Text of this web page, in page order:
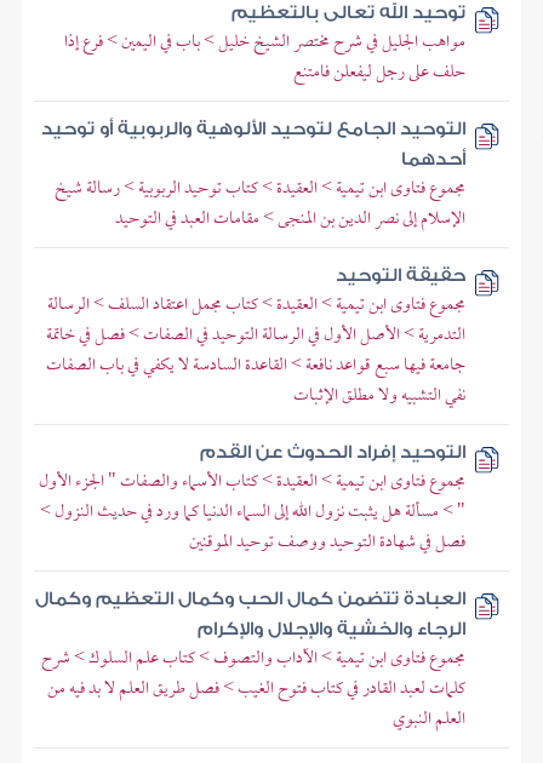
توحيد الله تعالى بالتعظيم
مواهب الجليل في شرح مختصر الشيخ خليل > باب في اليمين > فرع إذا
حلف على رجل ليفعلن فامتنع
التوحيد الجامع لتوحيد الألوهية والربوبية أو توحيد
أحدهما
مجموع فتاوى ابن تيمية > العقيدة > كتاب توحيد الربوبية > رسالة شيخ
الإسلام إلى نصر الدين بن المنجى > مقامات العبد في التوحيد
حقيقة التوحيد
مجموع فتاوى ابن تيمية > العقيدة > كتاب مجمل اعتقاد السلف > الرسالة
التدمرية > الأصل الأول في الرسالة التوحيد في الصفات > فصل في خاتمة
جامعة فيها سبع قواعد نافعة > القاعدة السادسة لا يكفي في باب الصفات
نفي التشبيه ولا مطلق الإثبات
التوحيد إفراد الحدوث عن القدم
مجموع فتاوى ابن تيمية > العقيدة > كتاب الأسماء والصفات " الجزء الأول
" > مسألة هل يثبت نزول الله إلى السماء الدنيا كما ورد في حديث النزول >
فصل في شهادة التوحيد ووصف توحيد الموقنين
العبادة تتضمن كمال الحب وكمال التعظيم وكمال
الرجاء والخشية والإجلال والإكرام
مجموع فتاوى ابن تيمية > الآداب والتصوف > كتاب علم السلوك > شرح
كلمات لعبد القادر في كتاب فتوح الغيب > فصل طريق العلم لا بد فيه من
العلم النبوي